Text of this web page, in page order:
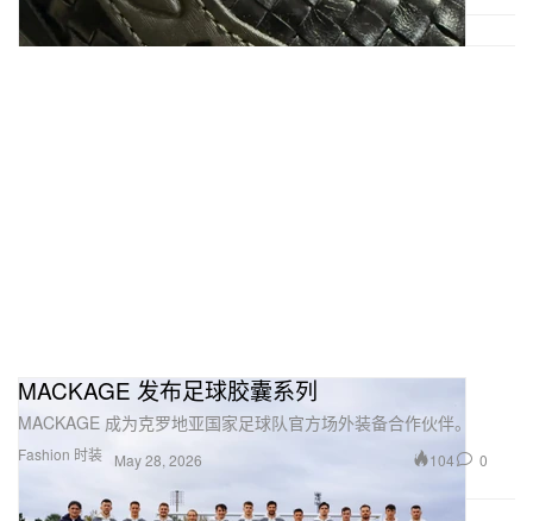
Fashion 时装
MACKAGE 发布足球㬵囊系列
MACKAGE 成为克罗地亚国家足球队官方场外装备合作伙伴。
May 28, 2026 104 0